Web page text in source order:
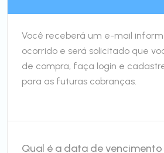
Você receberá um e-mail
ocorrido e será solicitado que
de compra, faça login e
para as futuras cobranças.
Qual é a data de